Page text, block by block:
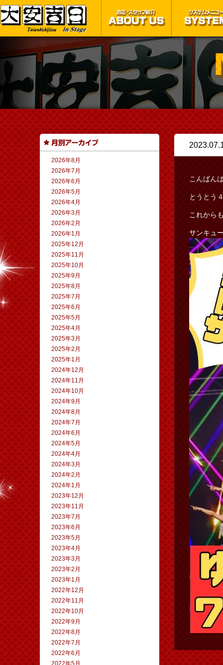
こんばん
とうとう
これから
サンキュ
2026年8月
2026年7月
2026年6月
2026年5月
2026年4月
2026年3月
2026年2月
2026年1月
2025年12月
2025年11月
2025年10月
2025年9月
2025年8月
2025年7月
2025年6月
2025年5月
2025年4月
2025年3月
2025年2月
2025年1月
2024年12月
2024年11月
2024年10月
2024年9月
2024年8月
2024年7月
2024年6月
2024年5月
2024年4月
2024年3月
2024年2月
2024年1月
2023年12月
2023年11月
2023年7月
2023年6月
2023年5月
2023年4月
2023年3月
2023年2月
2023年1月
2022年12月
2022年11月
2022年10月
2022年9月
2022年8月
2022年7月
2022年6月
2022年5月